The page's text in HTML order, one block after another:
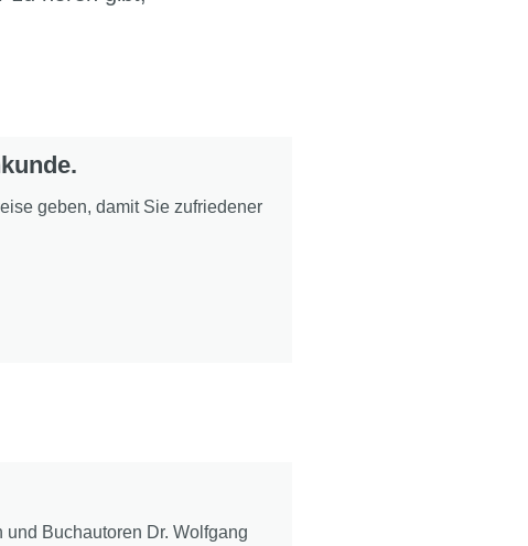
geben, damit Sie zufriedener
und Buchautoren Dr. Wolfgang